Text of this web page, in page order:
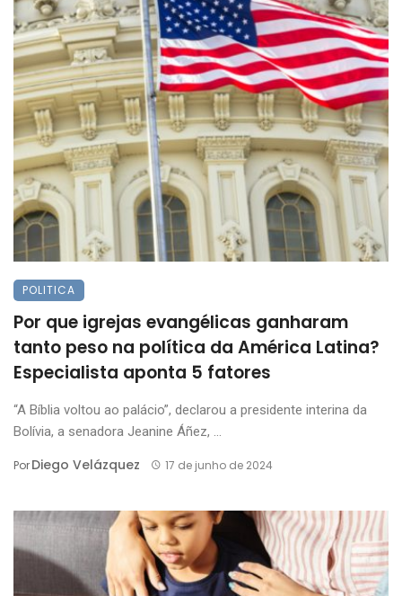
POLITICA
Por que igrejas evangélicas ganharam
tanto peso na política da América Latina?
Especialista aponta 5 fatores
“A Bíblia voltou ao palácio”, declarou a presidente interina da
Bolívia, a senadora Jeanine Áñez, ...
PorDiego Velázquez 17 de junho de 2024